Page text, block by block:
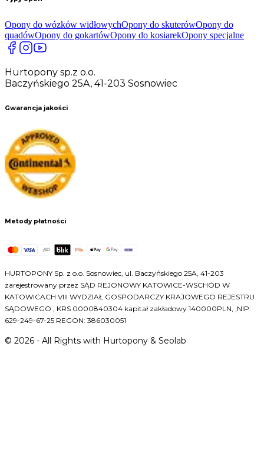
Opony do wózków widłowychOpony do skuterówOpony do
quadówOpony do gokartówOpony do kosiarekOpony specjalne
Hurtopony sp.z o.o.
Baczyńskiego 25A, 41-203 Sosnowiec
Gwarancja jakości
Metody płatności
HURTOPONY Sp. z o.o. Sosnowiec, ul. Baczyńskiego 25A, 41-203
zarejestrowany przez SĄD REJONOWY KATOWICE-WSCHÓD W
KATOWICACH VIII WYDZIAŁ GOSPODARCZY KRAJOWEGO REJESTRU
SĄDOWEGO , KRS 0000840304 kapitał zakładowy 140000PLN, ,NIP:
629-249-67-25 REGON: 386030051
© 2026 - All Rights with Hurtopony & Seolab